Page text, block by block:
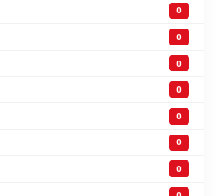
0
0
0
0
0
0
0